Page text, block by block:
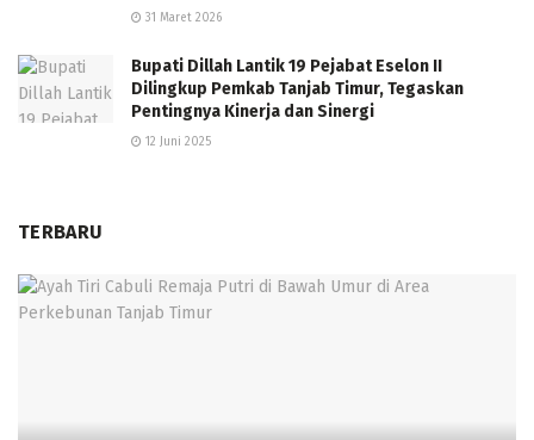
31 Maret 2026
Bupati Dillah Lantik 19 Pejabat Eselon II
Dilingkup Pemkab Tanjab Timur, Tegaskan
Pentingnya Kinerja dan Sinergi
12 Juni 2025
TERBARU